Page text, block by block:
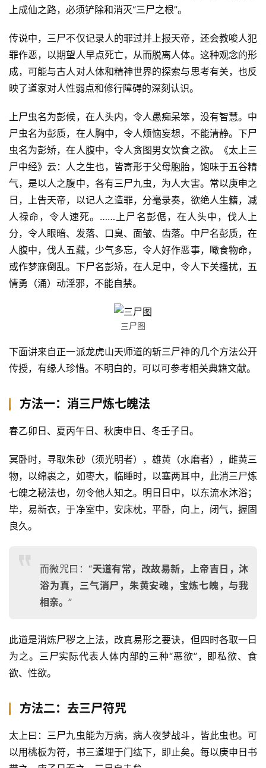
上成仙之路，必须铲除和消灭“三尸之根”。
传说中，三尸不仅记录人的罪过并上报天帝，还会教唆人犯
罪作恶，以期望人早点死亡，从而脱离人体。这种观念的形
成，可能与古人对人体和精神世界的探索与思考有关，也反
映了道家对人性弱点和修行障碍的深刻认识。
上尸虫名为彭候，在人头内，令人愚痴呆笨，没有智慧。中
尸虫名为彭质，在人胸中，令人烦恼妄想，不能清静。下尸
虫名为彭矫，在人腹中，令人贪图男女饮食之欲。《太上三
尸中经》云：人之生也，皆寄形于父母胞胎，饱味于五谷精
气，是以人之腹中，各有三尸九虫，为人大害。常以庚申之
日，上告天帝，以记人之造罪，分毫录奏，欲绝人生籍，减
人禄命，令人速死。……上尸名彭倨，在人头中，伐人上
分，令人眼暗、发落、口臭、面皱、齿落。中尸名彭质，在
人腹中，伐人五藏，少气多忘，令人好作恶事，噉食物命，
或作梦寐倒乱。下尸名彭矫，在人足中，令人下关搔扰，五
情勇（涌）动淫邪，不能自禁。
三尸图
下面讲来自正一派龙虎山天师道的斩三尸神的几个方法公开
传授，有缘人珍惜。不明白的，可以可参考相关典籍文献。
方法一：消三尸炼七魄法
春乙卯日、夏丙午日、秋庚申日、冬壬子日。
冥卧时，寻取朱砂（须光明者），雄黄（水磨者），雌黄三
物，以绵裹之，如枣大，临睡时，以塞两耳中，此消三尸炼
七魄之秘法也，勿令他人知之。明日日中，以东流水沐浴；
毕，易新衣，于净室中，安床枕，平卧，向上，闭气，握固
良久。
而微咒曰：“天道有常，改故易新，上帝吉日，沐
浴为真，三气消尸，朱黄安魂，宝炼七魄，与我
相亲。 ”
此道是消炼尸秽之上法，改真易形之要诀，但四时各取一日
为之。三尸实际代表人体内部的三种“恶欲”，即私欲、食
欲、性欲。
方法二：去三尸符咒
太上曰：三尸九虫能为万病，病人夜梦战斗，皆此虫也。可
以用桃板为符，书三道埋于门纮下，即止矣。每以庚申日书